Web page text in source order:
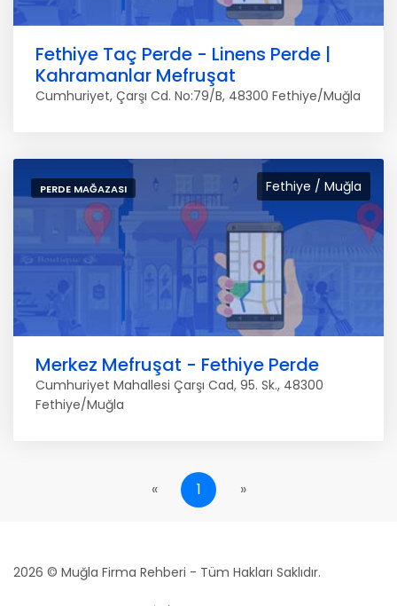
Fethiye Taç Perde - Linens Perde |
Kahramanlar Mefruşat
Cumhuriyet, Çarşı Cd. No:79/B, 48300 Fethiye/Muğla
Fethiye / Muğla
PERDE MAĞAZASI
Merkez Mefruşat - Fethiye Perde
Cumhuriyet Mahallesi Çarşı Cad, 95. Sk., 48300
Fethiye/Muğla
« 1 »
2026 © Muğla Firma Rehberi - Tüm Hakları Saklıdır.